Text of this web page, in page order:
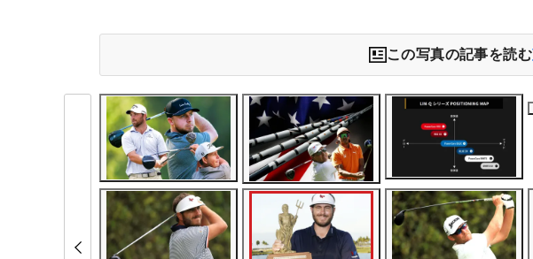
この写真の記事を読む